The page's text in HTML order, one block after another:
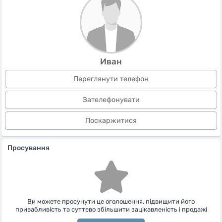
Иван
Переглянути телефон
Зателефонувати
Поскаржитися
Просування
Ви можете просунути це оголошення, підвищити його
привабливість та суттєво збільшити зацікавленість і продажі